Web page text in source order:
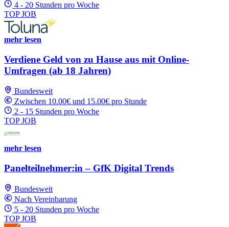
4 - 20 Stunden pro Woche
TOP JOB
mehr lesen
Verdiene Geld von zu Hause aus mit Online-
Umfragen (ab 18 Jahren)
Bundesweit
Zwischen 10.00€ und 15.00€ pro Stunde
2 - 15 Stunden pro Woche
TOP JOB
mehr lesen
Panelteilnehmer:in – GfK Digital Trends
Bundesweit
Nach Vereinbarung
5 - 20 Stunden pro Woche
TOP JOB